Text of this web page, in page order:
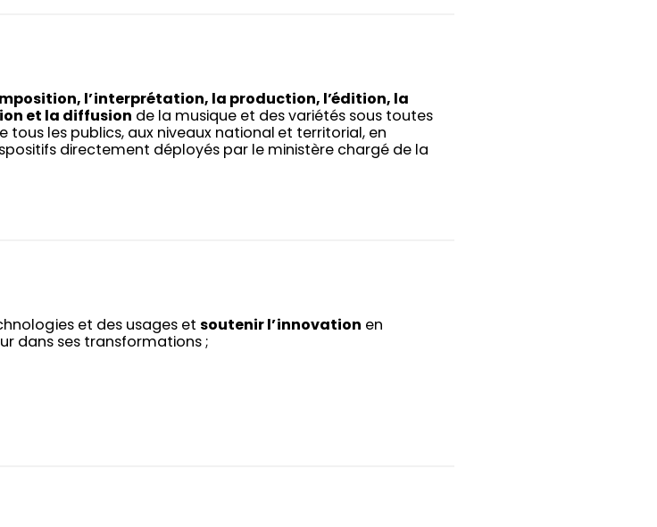
l’interprétation, la production, l’édition, la
et la diffusion de la musique et des variétés sous toutes
tous les publics, aux niveaux national et territorial, en
directement déployés par le ministère chargé de la
et des usages et soutenir l’innovation en
dans ses transformations ;